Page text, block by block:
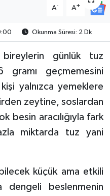
A- A+
Okunma Süresi: 2 Dk
bireylerin günlük tuz
gramı geçmemesini
yalnızca yemeklere
zeytine, soslardan
besin aracılığıyla fark
miktarda tuz yani
küçük ama etkili
dengeli beslenmenin